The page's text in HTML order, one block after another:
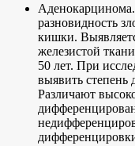
разновидность
кишки.
железистой
50 лет. При
выявить
Различают